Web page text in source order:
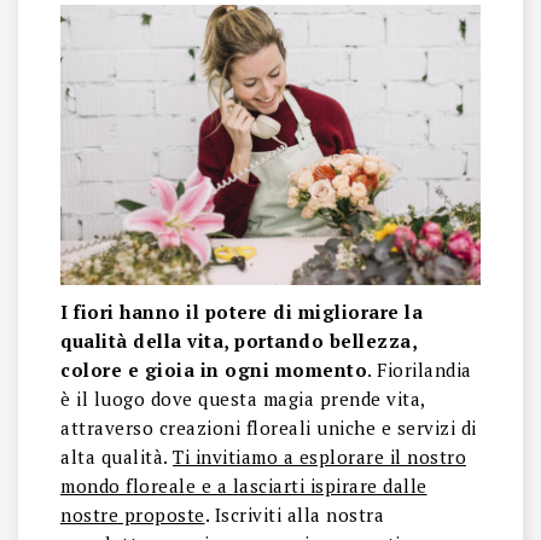
I fiori hanno il potere di migliorare la
qualità della vita, portando bellezza,
colore e gioia in ogni momento. Fiorilandia
è il luogo dove questa magia prende vita,
attraverso creazioni floreali uniche e servizi di
alta qualità. Ti invitiamo a esplorare il nostro
mondo floreale e a lasciarti ispirare dalle
nostre proposte. Iscriviti alla nostra